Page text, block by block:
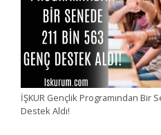
İŞKUR Gençlik Programından Bir
Destek Aldı!